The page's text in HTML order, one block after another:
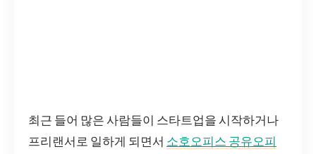
최근 들어 많은 사람들이 스타트업을 시작하거나
프리랜서로 일하게 되면서 소호오피스 공유오피